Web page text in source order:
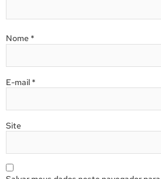
Nome *
E-mail *
Site